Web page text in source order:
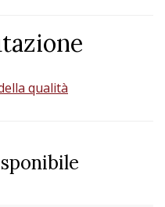
qualità